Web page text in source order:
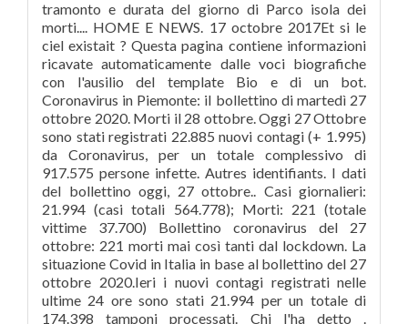
tramonto e durata del giorno di Parco isola dei
morti.... HOME E NEWS. 17 octobre 2017Et si le
ciel existait ? Questa pagina contiene informazioni
ricavate automaticamente dalle voci biografiche
con l'ausilio del template Bio e di un bot.
Coronavirus in Piemonte: il bollettino di martedì 27
ottobre 2020. Morti il 28 ottobre. Oggi 27 Ottobre
sono stati registrati 22.885 nuovi contagi (+ 1.995)
da Coronavirus, per un totale complessivo di
917.575 persone infette. Autres identifiants. I dati
del bollettino oggi, 27 ottobre.. Casi giornalieri:
21.994 (casi totali 564.778); Morti: 221 (totale
vittime 37.700) Bollettino coronavirus del 27
ottobre: 221 morti mai così tanti dal lockdown. La
situazione Covid in Italia in base al bollettino del 27
ottobre 2020.Ieri i nuovi contagi registrati nelle
ultime 24 ore sono stati 21.994 per un totale di
174.398 tamponi processati. Chi l'ha detto .